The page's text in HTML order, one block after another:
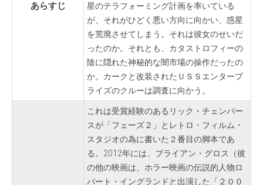
あらすじ
星のテラフォーミング計画を率いている
が、それがひどく悪い方向に向かい、惑星
を荒廃させてしまう。それは彼女のせいだ
ったのか。それとも、カタストロフィーの
陰に隠れた神秘的な闇市場の操作だったの
か。カークと改装されたＵＳＳエンタープ
ライズのクルーは調査に向かう。
これは受賞経験のあるリック・チェンバー
スが「フェーズ２」とレトロ・フィルム・
スタジオの為に書いた２番目の脚本であ
る。2012年には、ブライアン・グロス（彼
の他の映画は、ホラー映画の伝説的人物ロ
バート・イングランドと出演した「２００